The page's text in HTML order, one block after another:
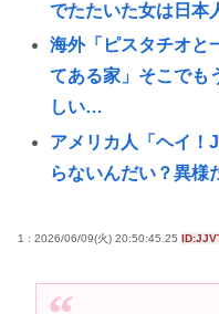
でたたいた女は日本
海外「ピスタチオと
てある家」そこでも
しい…
アメリカ人「ヘイ！
らないんだい？異様
る」精神科の現場が
になる
1 : 2026/06/09(火) 20:50:45.25